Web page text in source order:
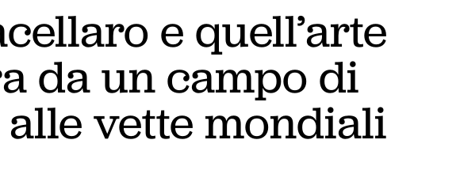
e quell’arte
da un campo di
vette mondiali